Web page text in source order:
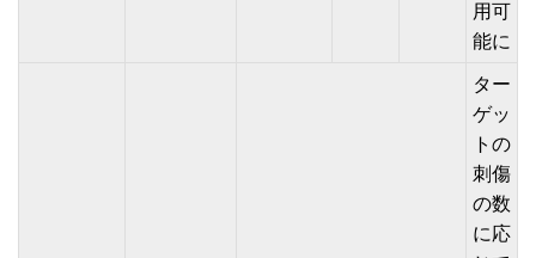
用可
能に
ター
ゲッ
トの
刺傷
の数
に応